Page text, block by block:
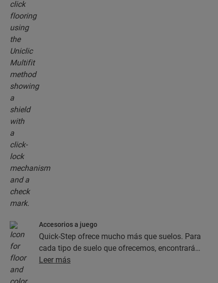
Accesorios a juego
Quick-Step ofrece mucho más que suelos. Para
cada tipo de suelo que ofrecemos, encontrará
una completa colección de accesorios, como
Leer más